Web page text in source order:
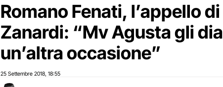
Romano Fenati, l’appello di
Zanardi: “Mv Agusta gli dia
un’altra occasione”
25 Settembre 2018 18:55